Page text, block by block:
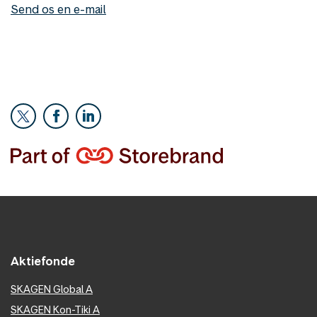
Send os en e-mail
Aktiefonde
SKAGEN Global A
SKAGEN Kon-Tiki A